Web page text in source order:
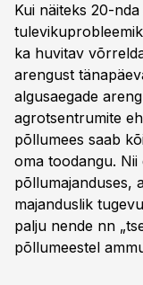
Kui näiteks 20-
ka huvitav
arengust
algusaegade
agrotsentrumite
põllumees saab
oma toodangu.
põllumajanduses,
majanduslik
palju nende nn
põllumeestel